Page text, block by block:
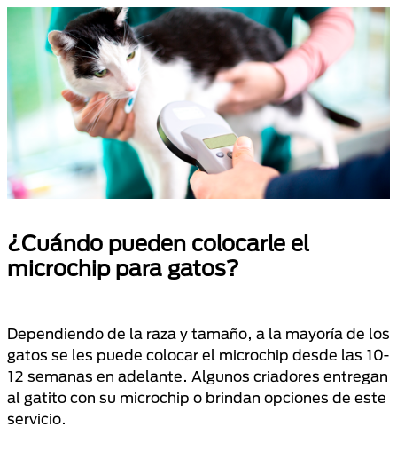
¿Cuándo pueden colocarle el
microchip para gatos?
Dependiendo de la raza y tamaño, a la mayoría de los
gatos se les puede colocar el microchip desde las 10-
12 semanas en adelante. Algunos criadores entregan
al gatito con su microchip o brindan opciones de este
servicio.